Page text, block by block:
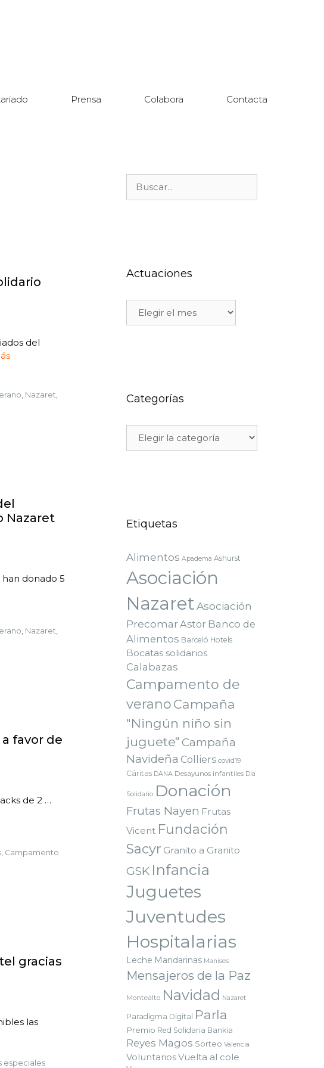
Prensa Colabora Contacta
del
Nazaret
Nazaret
donado 5
Nazaret
favor de
de 2 …
, Campamento
gracias
las
especiales
Actuaciones
Categorías
Etiquetas
Alimentos Apadema Ashurst
Asociación
NazaretAsociación
PrecomarAstor Banco de
Alimentos Barceló Hotels
Bocatas solidarios
Calabazas
Campamento de
verano Campaña
"Ningún niño sin
juguete" Campaña
Navideña Colliers covid19
Cáritas DANA Desayunos infantiles Dia
Solidario Donación
Frutas Nayen Frutas
Vicent Fundación
Sacyr Granito a Granito
GSK Infancia
Juguetes
Juventudes
Hospitalarias
Leche Mandarinas Manises
Mensajeros de la Paz
Montealto Navidad Nazaret
Paradigma Digital Parla
Premio Red Solidaria Bankia
Reyes Magos Sorteo Valencia
VoluntariosVuelta al cole